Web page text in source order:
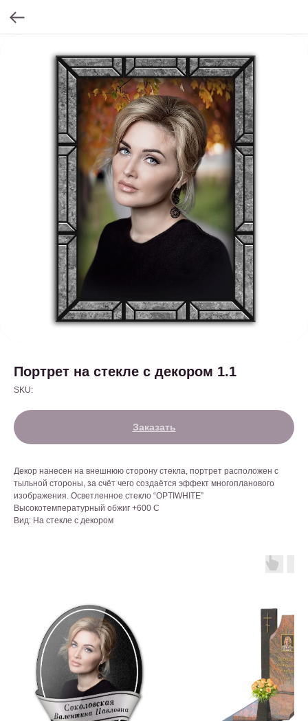
Портрет на стекле с декором 1.1
SKU:
Заказать
Декор нанесен на внешнюю сторону стекла, портрет расположен с
тыльной стороны, за счёт чего создаётся эффект многопланового
изображения. Осветленное стекло “OPTIWHITE”
Высокотемпературный обжиг +600 С
Вид: На стекле с декором